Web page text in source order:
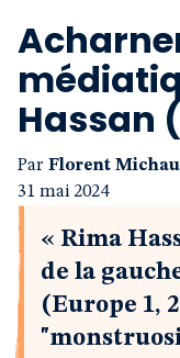
Hassan
Par Florent
31 mai 2024
« Rima
de la
(Europe 1,